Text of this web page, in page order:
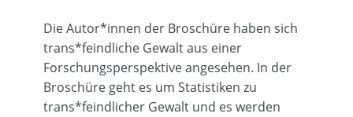
Die Autor*innen der Broschüre haben sich
trans*feindliche Gewalt aus einer
Forschungsperspektive angesehen. In der
Broschüre geht es um Statistiken zu
trans*feindlicher Gewalt und es werden